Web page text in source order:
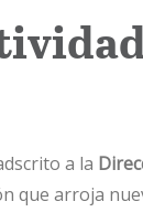
a la
que arroja